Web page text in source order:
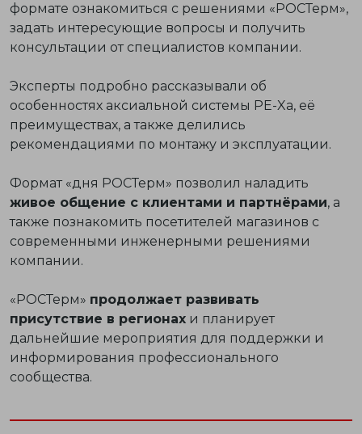
формате ознакомиться с решениями «РОСТерм»,
задать интересующие вопросы и получить
консультации от специалистов компании.
Эксперты подробно рассказывали об
особенностях аксиальной системы PE-Xa, её
преимуществах, а также делились
рекомендациями по монтажу и эксплуатации.
Формат «дня РОСТерм» позволил наладить
живое общение с клиентами и партнёрами, а
также познакомить посетителей магазинов с
современными инженерными решениями
компании.
«РОСТерм» продолжает развивать
присутствие в регионах и планирует
дальнейшие мероприятия для поддержки и
информирования профессионального
сообщества.